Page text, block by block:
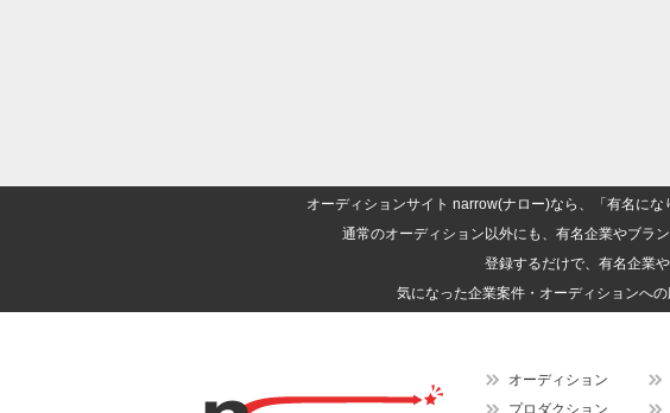
オーディションサイト narrow(ナロー)なら、「有名に
通常のオーディション以外にも、有名企業やブラ
登録するだけで、有名企業
気になった企業案件・オーディションへ
オーディション
プロダクション